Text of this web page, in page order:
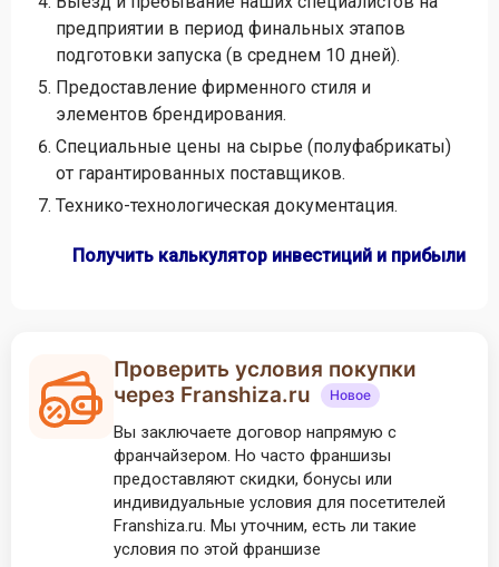
предприятии в период финальных этапов
подготовки запуска (в среднем 10 дней).
Предоставление фирменного стиля и
элементов брендирования.
Специальные цены на сырье (полуфабрикаты)
от гарантированных поставщиков.
Технико-технологическая документация.
Получить калькулятор инвестиций и прибыли
Проверить условия покупки
через Franshiza.ru
Новое
Вы заключаете договор напрямую с
франчайзером. Но часто франшизы
предоставляют скидки, бонусы или
индивидуальные условия для посетителей
Franshiza.ru. Мы уточним, есть ли такие
условия по этой франшизе